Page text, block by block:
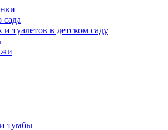
сада
туалетов в детском саду
тумбы